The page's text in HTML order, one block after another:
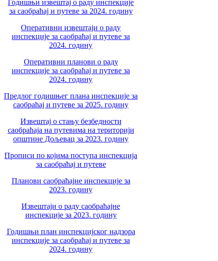
Годишњи извештај о раду инспекције
за саобраћај и путеве за 2024. годину
Оперативни извештаји о раду
инспекције за саобраћај и путеве за
2024. годину
Оперативни планови о раду
инспекције за саобраћај и путеве за
2024. годину
Предлог годишњег плана инспекције за
саобраћај и путеве за 2025. годину
Извештај о стању безбедности
саобраћаја на путевима на територији
општине Дољевац за 2023. годину
Прописи по којима поступа инспекција
за саобраћај и путеве
Планови саобраћајне инспекције за
2023. годину
Извештаји о раду саобраћајне
инспекције за 2023. годину
Годишњи план инспекцијског надзора
инспекције за саобраћај и путеве за
2024. годину